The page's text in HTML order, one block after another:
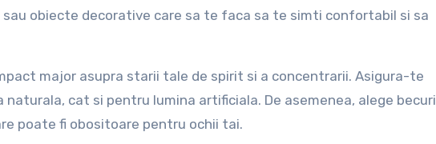
obiecte decorative care sa te faca sa te simti confortabil si sa
major asupra starii tale de spirit si a concentrarii. Asigura-te
cat si pentru lumina artificiala. De asemenea, alege becuri
poate fi obositoare pentru ochii tai.